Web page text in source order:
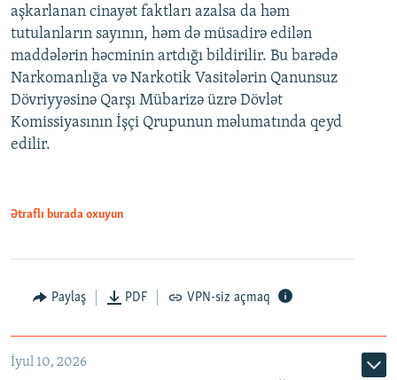
aşkarlanan cinayət faktları azalsa da həm
tutulanların sayının, həm də müsadirə edilən
maddələrin həcminin artdığı bildirilir. Bu barədə
Narkomanlığa və Narkotik Vasitələrin Qanunsuz
Dövriyyəsinə Qarşı Mübarizə üzrə Dövlət
Komissiyasının İşçi Qrupunun məlumatında qeyd
edilir.
Ətraflı burada oxuyun
Paylaş PDF VPN-siz açmaq
İyul 10, 2026